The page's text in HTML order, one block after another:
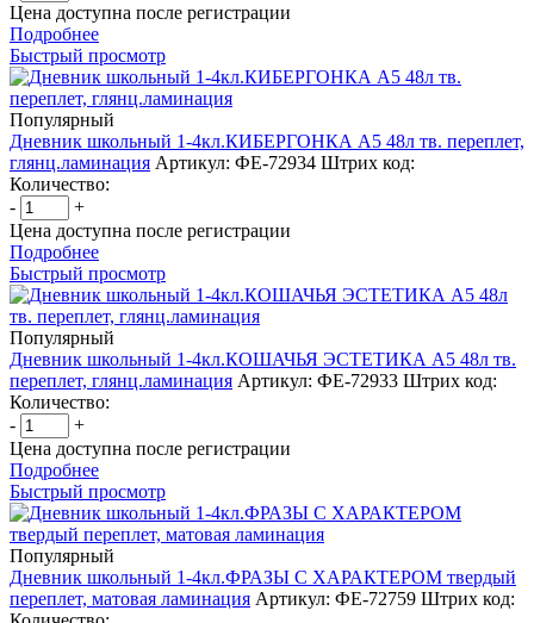
Цена доступна после регистрации
Подробнее
Быстрый просмотр
Популярный
Дневник школьный 1-4кл.КИБЕРГОНКА А5 48л тв. переплет,
глянц.ламинация Артикул: ФЕ-72934 Штрих код:
Количество:
-
+
Цена доступна после регистрации
Подробнее
Быстрый просмотр
Популярный
Дневник школьный 1-4кл.КОШАЧЬЯ ЭСТЕТИКА А5 48л тв.
переплет, глянц.ламинация Артикул: ФЕ-72933 Штрих код:
Количество:
-
+
Цена доступна после регистрации
Подробнее
Быстрый просмотр
Популярный
Дневник школьный 1-4кл.ФРАЗЫ С ХАРАКТЕРОМ твердый
переплет, матовая ламинация Артикул: ФЕ-72759 Штрих код: